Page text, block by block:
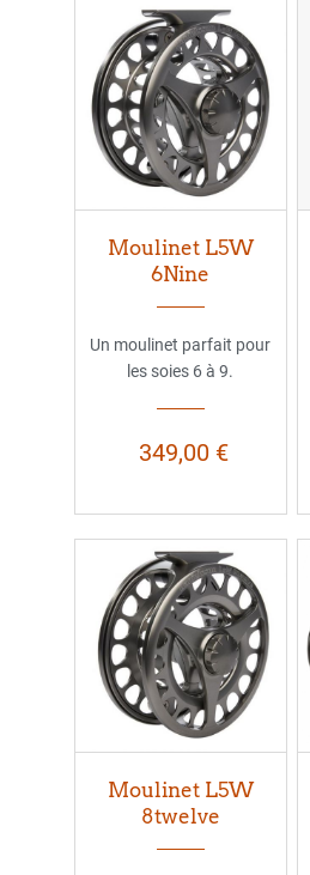
Moulinet L5W
6Nine
Un moulinet parfait pour
les soies 6 à 9.
349,00 €
Moulinet L5W
8twelve